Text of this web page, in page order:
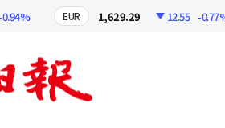
EUR 1,629.29 12.55 -0.77%